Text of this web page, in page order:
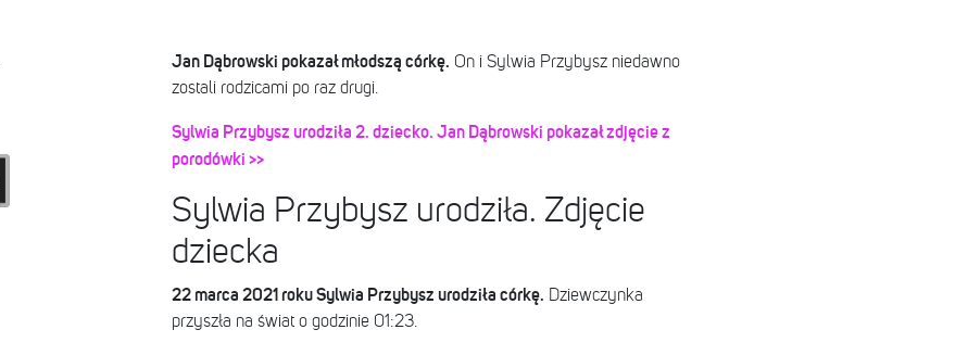
Jan Dąbrowski pokazał młodszą córkę. On i Sylwia Przybysz niedawno
zostali rodzicami po raz drugi.
Sylwia Przybysz urodziła 2. dziecko. Jan Dąbrowski pokazał zdjęcie z
porodówki >>
Sylwia Przybysz urodziła. Zdjęcie
dziecka
22 marca 2021 roku Sylwia Przybysz urodziła córkę. Dziewczynka
przyszła na świat o godzinie 01:23.